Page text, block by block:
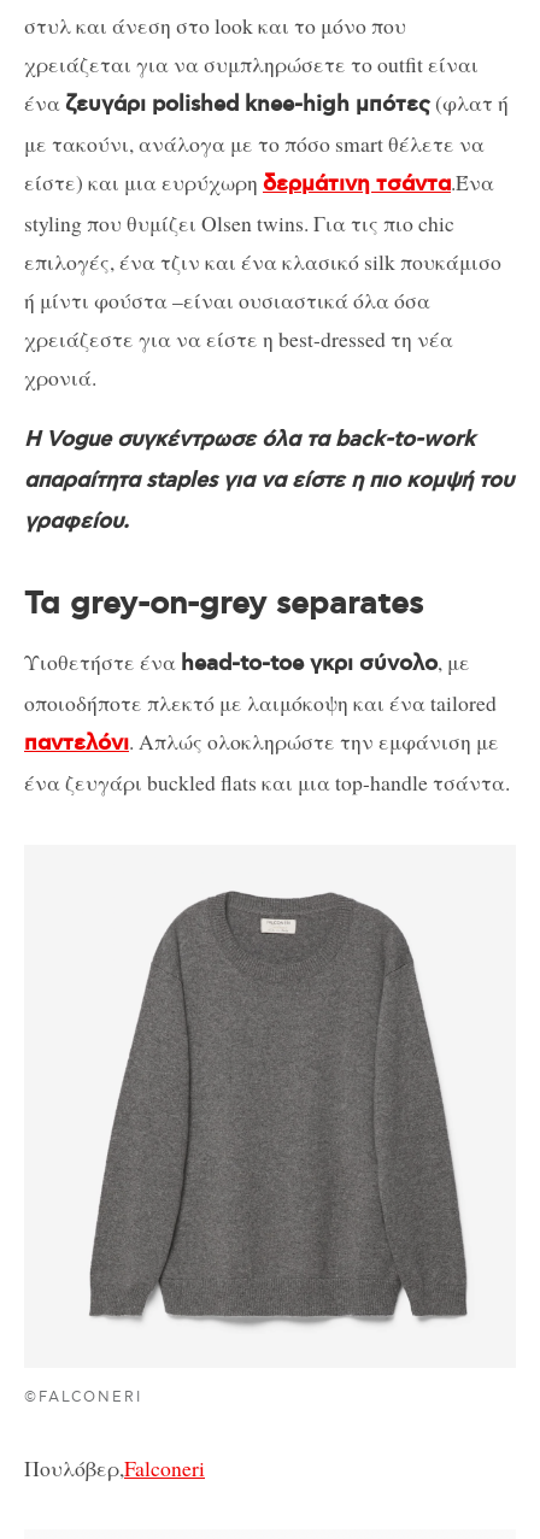
στυλ και άνεση στο look και το μόνο που
χρειάζεται για να συμπληρώσετε το outfit είναι
ένα ζευγάρι polished knee-high μπότες (φλατ ή
με τακούνι, ανάλογα με το πόσο smart θέλετε να
είστε) και μια ευρύχωρη δερμάτινη τσάντα.Ένα
styling που θυμίζει Olsen twins. Για τις πιο chic
επιλογές, ένα τζιν και ένα κλασικό silk πουκάμισο
ή μίντι φούστα –είναι ουσιαστικά όλα όσα
χρειάζεστε για να είστε η best-dressed τη νέα
χρονιά.
Η Vogue συγκέντρωσε όλα τα back-to-work
απαραίτητα staples για να είστε η πιο κομψή του
γραφείου.
Τα grey-on-grey separates
Υιοθετήστε ένα head-to-toe γκρι σύνολο, με
οποιοδήποτε πλεκτό με λαιμόκοψη και ένα tailored
παντελόνι. Απλώς ολοκληρώστε την εμφάνιση με
ένα ζευγάρι buckled flats και μια top-handle τσάντα.
©FALCONERI
Πουλόβερ,Falconeri